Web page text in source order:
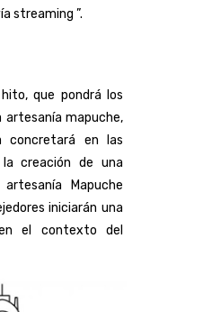
streaming ”.
que pondrá los
artesanía mapuche,
concretará en las
creación de una
Mapuche
iniciarán una
el contexto del
mundial se podrá